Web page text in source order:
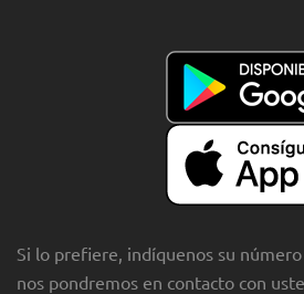
Si lo prefiere, indíquenos su
nos pondremos en contacto con